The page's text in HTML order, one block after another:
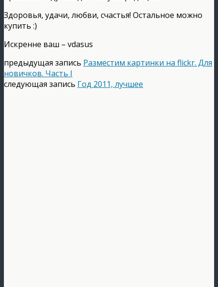
Здоровья, удачи, любви, счастья! Остальное можно
купить :)
Искренне ваш – vdasus
предыдущая запись Разместим картинки на flickr. Для
новичков. Часть I
следующая запись Год 2011, лучшее